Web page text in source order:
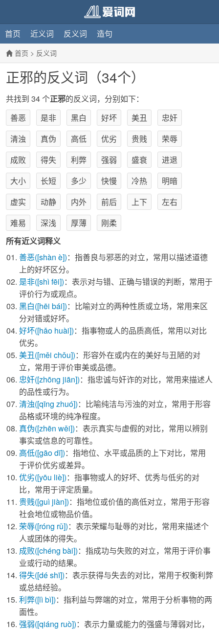
首页 近义词 反义词 造句
首页 > 反义词
正邪的反义词（34个）
共找到 34 个正邪的反义词，分别如下：
善恶
是非 黑白 好坏 美丑
忠奸
清浊
真伪 高低 优劣 贵贱
荣辱
成败
得失 利弊 强弱 盛衰
进退
大小
长短 多少 快慢 冷热
明暗
虚实
动静 内外 前后 上下
左右
难易
深浅 厚薄
刚柔
所有近义词释义
善恶([shàn è])：指善良与邪恶的对立，常用以描述道德
上的好坏区分。
是非([shì fēi])：表示对与错、正确与错误的判断，常用于
评价行为或观点。
黑白([hēi bái])：比喻对立的两种性质或立场，常用来区
分对错或好坏。
好坏([hǎo huài])：指事物或人的品质高低，常用以对比
优劣。
美丑([měi chǒu])：形容外在或内在的美好与丑陋的对
立，常用于评价审美或品德。
忠奸([zhōng jiān])：指忠诚与奸诈的对比，常用来描述人
的品性或行为。
清浊([qīng zhuó])：比喻纯洁与污浊的对立，常用于形容
品格或环境的纯净程度。
真伪([zhēn wěi])：表示真实与虚假的对比，常用以辨别
事实或信息的可靠性。
高低([gāo dī])：指地位、水平或品质的上下对比，常用
于评价优劣或差异。
优劣([yōu liè])：指事物或人的好坏、优秀与低劣的对
比，常用于评定质量。
贵贱([guì jiàn])：指地位或价值的高低对立，常用于形容
社会地位或物品价值。
荣辱([róng rǔ])：表示荣耀与耻辱的对比，常用来描述个
人或团体的得失。
成败([chéng bài])：指成功与失败的对立，常用于评价事
业或行动的结果。
得失([dé shī])：表示获得与失去的对比，常用于权衡利弊
或总结经验。
利弊([lì bì])：指利益与弊端的对立，常用于分析事物的两
面性。
强弱([qiáng ruò])：表示力量或能力的强盛与薄弱对比，